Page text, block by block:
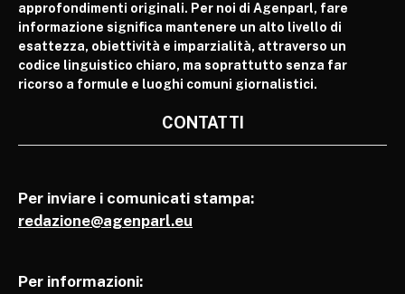
approfondimenti originali. Per noi di Agenparl, fare
informazione significa mantenere un alto livello di
esattezza, obiettività e imparzialità, attraverso un
codice linguistico chiaro, ma soprattutto senza far
ricorso a formule e luoghi comuni giornalistici.
CONTATTI
Per inviare i comunicati stampa:
redazione@agenparl.eu
Per informazioni: